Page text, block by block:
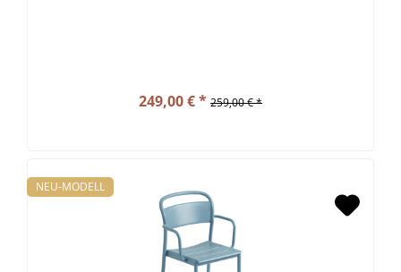
249,00 € * 259,00 € *
NEU-MODELL